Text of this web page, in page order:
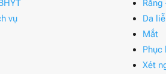
vụ
Da
Mắt
Phục
Xét